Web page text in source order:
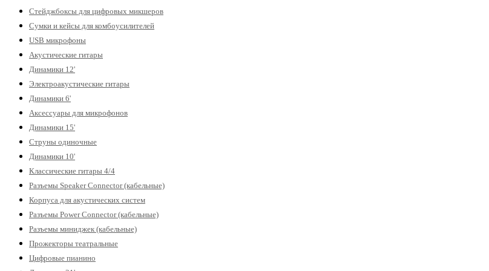
Стейджбоксы для цифровых микшеров
Сумки и кейсы для комбоусилителей
USB микрофоны
Акустические гитары
Динамики 12'
Электроакустические гитары
Динамики 6'
Аксессуары для микрофонов
Динамики 15'
Струны одиночные
Динамики 10'
Классические гитары 4/4
Разъемы Speaker Connector (кабельные)
Корпуса для акустических систем
Разъемы Power Connector (кабельные)
Разъемы миниджек (кабельные)
Прожекторы театральные
Цифровые пианино